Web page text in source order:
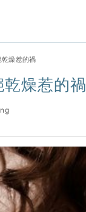
燥惹的禍
燥惹的禍